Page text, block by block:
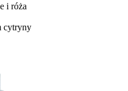
i róża
cytryny